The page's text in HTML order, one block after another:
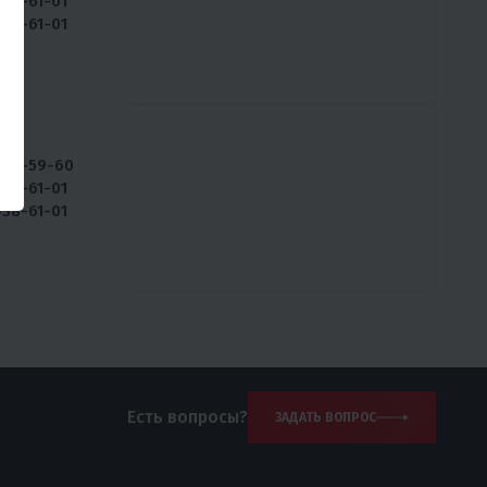
61-01
59-60
61-01
61-01
Есть вопросы? ЗАДАТЬ ВОПРОС